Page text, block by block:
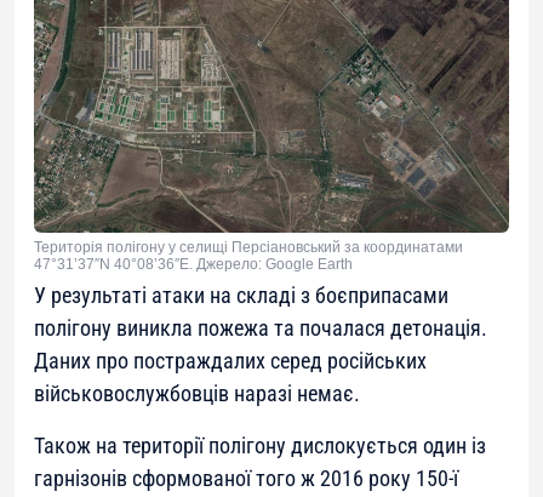
Територія полігону у селищі Персіановський за координатами
47°31’37″N 40°08’36″E. Джерело: Google Earth
У результаті атаки на складі з боєприпасами
полігону виникла пожежа та почалася детонація.
Даних про постраждалих серед російських
військовослужбовців наразі немає.
Також на території полігону дислокується один із
гарнізонів сформованої того ж 2016 року 150-ї